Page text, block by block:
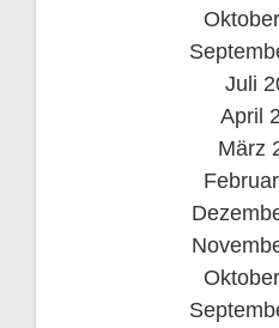
Juli
April
März